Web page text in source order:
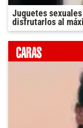
Juguetes
disfrutarlos al